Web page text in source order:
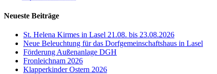
Neueste Beiträge
St. Helena Kirmes in Lasel 21.08. bis 23.08.2026
Neue Beleuchtung für das Dorfgemeinschaftshaus in Lasel
Förderung Außenanlage DGH
Fronleichnam 2026
Klapperkinder Ostern 2026